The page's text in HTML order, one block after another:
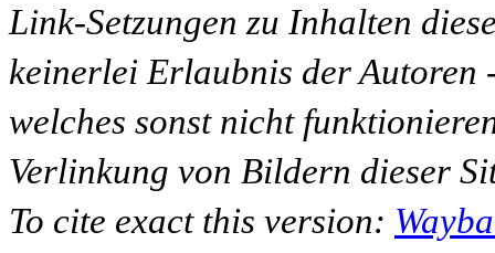
Link-Setzungen zu Inhalten
keinerlei Erlaubnis der Autoren
welches sonst nicht
Verlinkung von Bildern dieser
To cite exact this version: